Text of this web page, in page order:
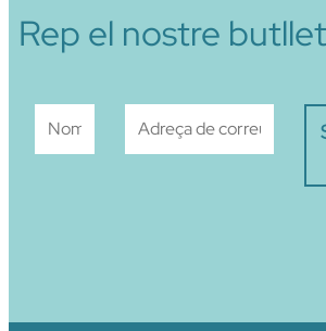
Rep el nostre